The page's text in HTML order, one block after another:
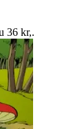
36 kr,.